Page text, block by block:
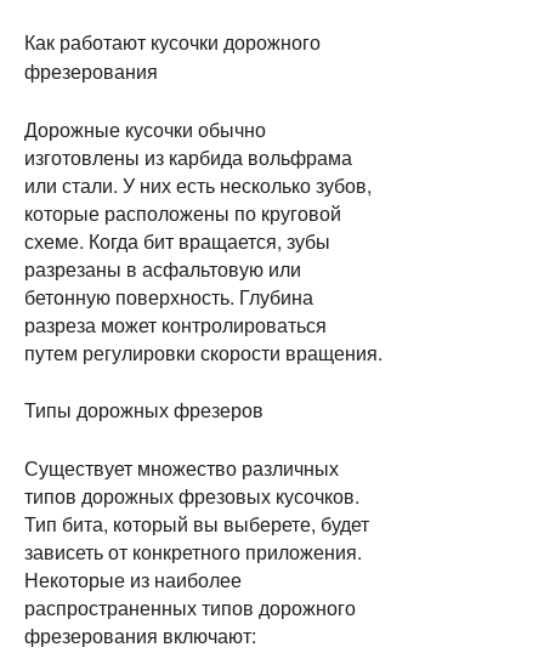
Как работают кусочки дорожного
фрезерования
Дорожные кусочки обычно
изготовлены из карбида вольфрама
или стали. У них есть несколько зубов,
которые расположены по круговой
схеме. Когда бит вращается, зубы
разрезаны в асфальтовую или
бетонную поверхность. Глубина
разреза может контролироваться
путем регулировки скорости вращения.
Типы дорожных фрезеров
Существует множество различных
типов дорожных фрезовых кусочков.
Тип бита, который вы выберете, будет
зависеть от конкретного приложения.
Некоторые из наиболее
распространенных типов дорожного
фрезерования включают: